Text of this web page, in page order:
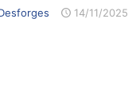
14/11/2025